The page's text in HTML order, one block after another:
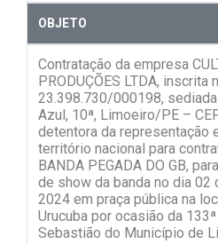
OBJETO
Contratação da empresa
PRODUÇÕES LTDA, inscrita
23.398.730/000198,
Azul, 10ª, Limoeiro/PE –
detentora da representação
território nacional para
BANDA PEGADA DO GB,
de show da banda no dia 02
2024 em praça pública na
Urucuba por ocasião da
Sebastião do Município de